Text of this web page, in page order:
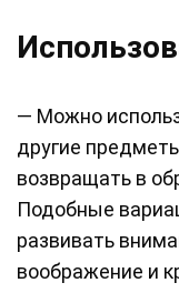
— Можно
другие
возвращать в
Подобные
развивать
воображение и